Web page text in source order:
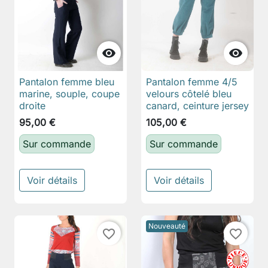

Pantalon femme bleu
marine, souple, coupe
droite
95,00 €
Sur commande
Voir détails

Pantalon femme 4/5
velours côtelé bleu
canard, ceinture jersey
105,00 €
Sur commande
Voir détails
favorite_border
Nouveauté
favorite_border